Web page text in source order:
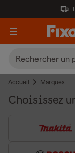
Accueil Marques
Choisissez